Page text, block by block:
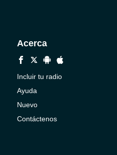
Acerca
Incluir tu radio
Ayuda
Nuevo
Contáctenos